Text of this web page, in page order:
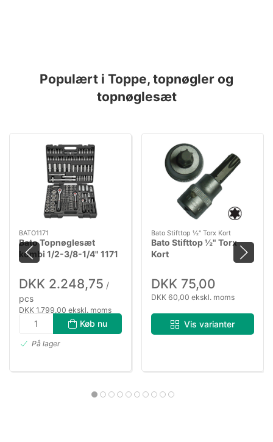
Populært i Toppe, topnøgler og
topnøglesæt
BATO1171
Bato Topnøglesæt
kombi 1/2-3/8-1/4" 1171
DKK 2.248,75 /
pcs
DKK 1.799,00 ekskl. moms
Køb nu
På lager
Bato Stifttop ½" Torx Kort
Bato Stifttop ½" Torx
Kort
DKK 75,00
DKK 60,00 ekskl. moms
Vis varianter